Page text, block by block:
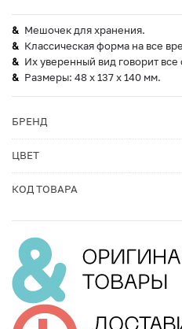
Мешочек для хранения.
Классическая форма на все
Их уверенный вид говорит все
Размеры: 48 х 137 х 140 мм.
БРЕНД
ЦВЕТ
КОД ТОВАРА